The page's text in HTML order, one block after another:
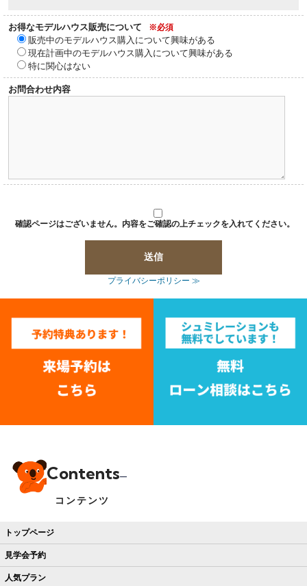
お得なモデルハウス販売について ※必須
販売中のモデルハウス購入について興味がある
現在計画中のモデルハウス購入について興味がある
特に関心はない
お問合わせ内容
確認ページはございません。内容をご確認の上チェックを入れてください。
プライバシーポリシー ≫
Contents
コンテンツ
トップページ
見学会予約
人気プラン